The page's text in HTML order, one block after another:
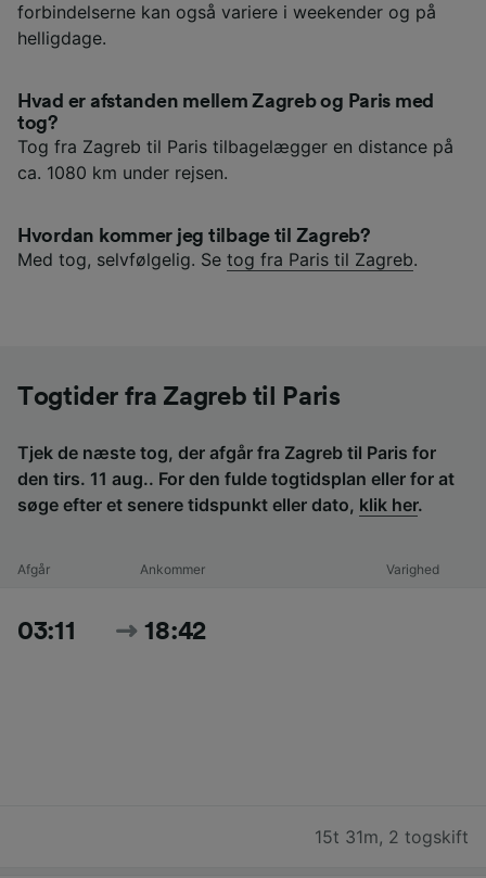
forbindelserne kan også variere i weekender og på
helligdage.
Hvad er afstanden mellem Zagreb og Paris med
tog?
Tog fra Zagreb til Paris tilbagelægger en distance på
ca. 1080 km under rejsen.
Hvordan kommer jeg tilbage til Zagreb?
Med tog, selvfølgelig. Se tog fra Paris til Zagreb.
Togtider fra Zagreb til Paris
Tjek de næste tog, der afgår fra Zagreb til Paris for
den tirs. 11 aug.. For den fulde togtidsplan eller for at
søge efter et senere tidspunkt eller dato, klik her.
Afgår Ankommer Varighed
03:11 18:42
15t 31m, 2 togskift